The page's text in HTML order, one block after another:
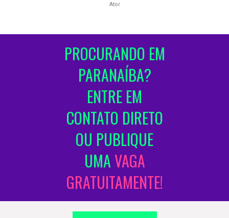
Ator
PROCURANDO EM
PARANAÍBA?
ENTRE EM
CONTATO DIRETO
OU PUBLIQUE
UMAVAGA
GRATUITAMENTE!